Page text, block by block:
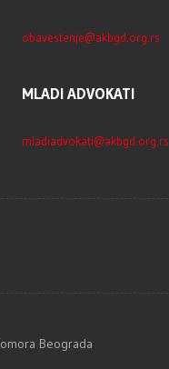
obavestenje@akbgd.org.rs
MLADI ADVOKATI
mladiadvokati@akbgd.org.rs
Beograda